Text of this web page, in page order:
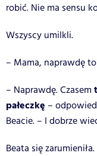
robić. Nie ma sensu
Wszyscy umilkli.
– Mama, naprawdę
– Naprawdę. Czasem
pałeczkę –
Beacie. – I dobrze
Beata się